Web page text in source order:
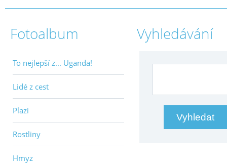
Fotoalbum
To nejlepší z... Uganda!
Lidé z cest
Plazi
Rostliny
Hmyz
Vyhledávání